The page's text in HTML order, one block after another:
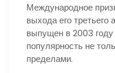
Международное
выхода его
выпущен в 2003
популярность не
пределами.